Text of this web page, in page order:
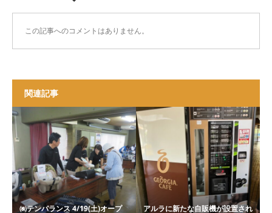
この記事へのコメントはありません。
関連記事
㈱テンパランス 4/19(土)オープ
アルラに新たな自販機が設置され